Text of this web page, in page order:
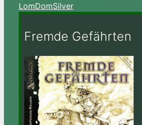
LomDomSilver
Fremde Gefährten